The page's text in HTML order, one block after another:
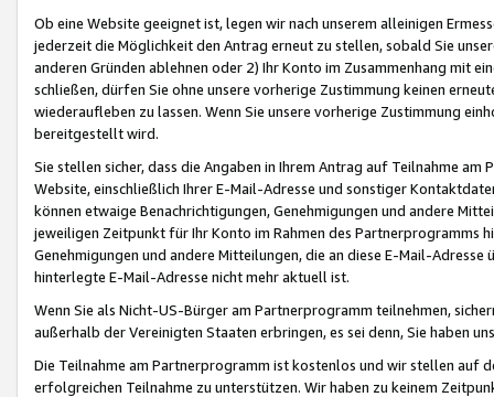
Ob eine Website geeignet ist, legen wir nach unserem alleinigen
jederzeit die Möglichkeit den Antrag erneut zu stellen, sobald Sie
anderen Gründen ablehnen oder 2) Ihr Konto im Zusammenhang mit
schließen, dürfen Sie ohne unsere vorherige Zustimmung keinen
wiederaufleben zu lassen. Wenn Sie unsere vorherige Zustimmung
bereitgestellt wird.
Sie stellen sicher, dass die Angaben in Ihrem Antrag auf Teilnahme
Website, einschließlich Ihrer E-Mail-Adresse und sonstiger
können etwaige Benachrichtigungen, Genehmigungen und andere
jeweiligen Zeitpunkt für Ihr Konto im Rahmen des Partnerprogramms
Genehmigungen und andere Mitteilungen, die an diese E-Mail-
hinterlegte E-Mail-Adresse nicht mehr aktuell ist.
Wenn Sie als Nicht-US-Bürger am Partnerprogramm teilnehmen,
außerhalb der Vereinigten Staaten erbringen, es sei denn, Sie haben
Die Teilnahme am Partnerprogramm ist kostenlos und wir stellen auf
erfolgreichen Teilnahme zu unterstützen. Wir haben zu keinem